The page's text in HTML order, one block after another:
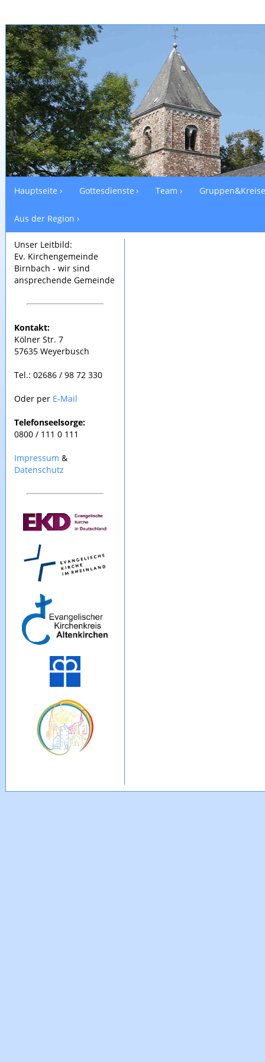
Hauptseite Gottesdienste Team Gruppen&Kreise
Aus der Region
Unser Leitbild:
Ev. Kirchengemeinde
Birnbach - wir sind
ansprechende Gemeinde
Kontakt:
Kölner Str. 7
57635 Weyerbusch
Tel.: 02686 / 98 72 330
Oder per E-Mail
Telefonseelsorge:
0800 / 111 0 111
Impressum &
Datenschutz